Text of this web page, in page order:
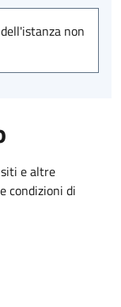
non
e altre
condizioni di